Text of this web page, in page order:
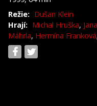
Režie: Dušan Klein
Hrají: Michal Hruška,
Máhrla, Hermína Franková